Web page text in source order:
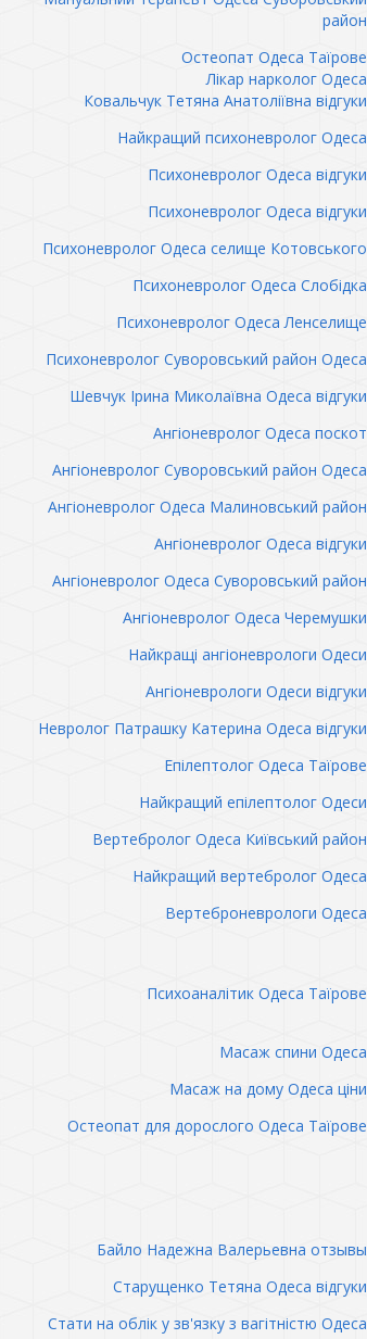
район
Остеопат Одеса Таїрове
Лікар нарколог Одеса
Ковальчук Тетяна Анатоліївна відгуки
Найкращий психоневролог Одеса
Психоневролог Одеса відгуки
Психоневролог Одеса відгуки
Психоневролог Одеса селище Котовського
Психоневролог Одеса Слобідка
Психоневролог Одеса Ленселище
Психоневролог Суворовський район Одеса
Шевчук Ірина Миколаївна Одеса відгуки
Ангіоневролог Одеса поскот
Ангіоневролог Суворовський район Одеса
Ангіоневролог Одеса Малиновський район
Ангіоневролог Одеса відгуки
Ангіоневролог Одеса Суворовський район
Ангіоневролог Одеса Черемушки
Найкращі ангіоневрологи Одеси
Ангіоневрологи Одеси відгуки
Невролог Патрашку Катерина Одеса відгуки
Епілептолог Одеса Таїрове
Найкращий епілептолог Одеси
Вертебролог Одеса Київський район
Найкращий вертебролог Одеса
Вертеброневрологи Одеса
Психоаналітик Одеса Таїрове
Масаж спини Одеса
Масаж на дому Одеса ціни
Остеопат для дорослого Одеса Таїрове
Байло Надежна Валерьевна отзывы
Старущенко Тетяна Одеса відгуки
Стати на облік у зв'язку з вагітністю Одеса